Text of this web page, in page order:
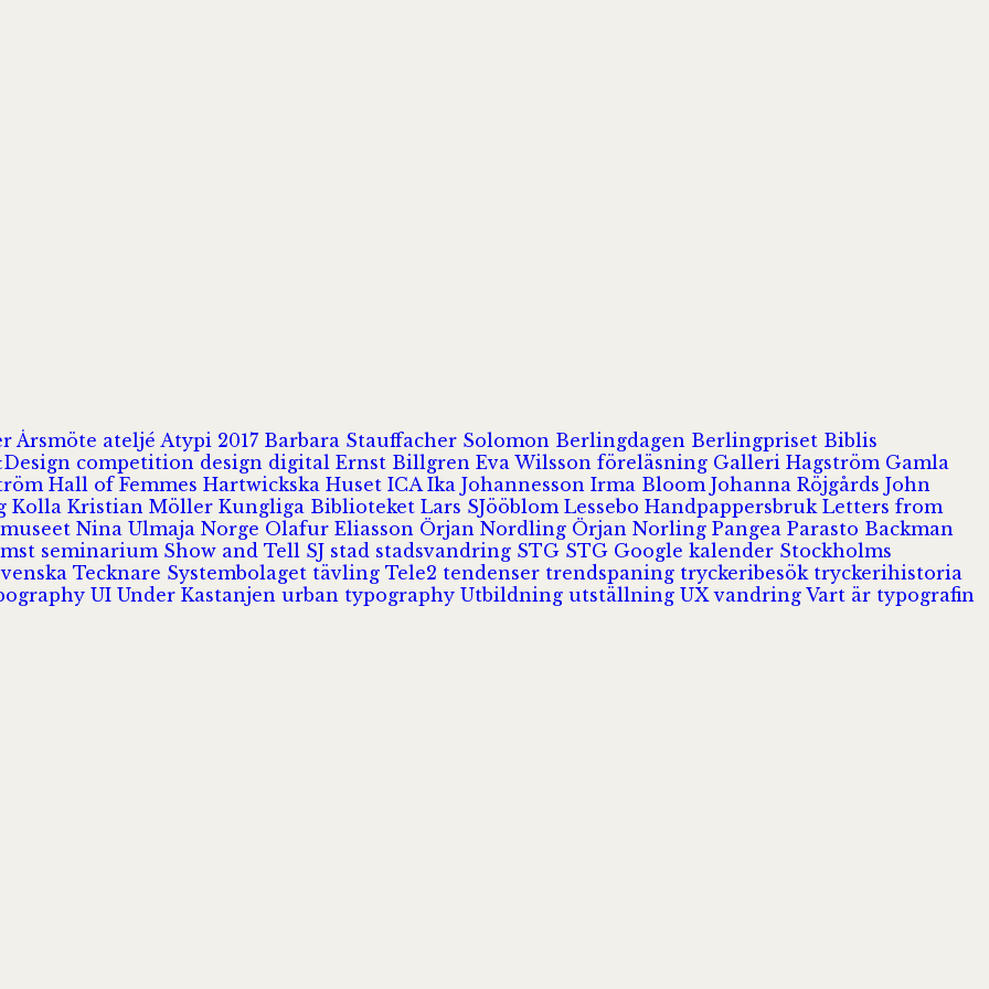
Årsmöte ateljé Atypi 2017 Barbara Stauffacher Solomon Berlingdagen Berlingpriset Biblis
competition design digital Ernst Billgren Eva Wilsson föreläsning Galleri Hagström Gamla
Hall of Femmes Hartwickska Huset ICA Ika Johannesson Irma Bloom Johanna Röjgårds John
Kolla Kristian Möller Kungliga Biblioteket Lars SJööblom Lessebo Handpappersbruk Letters from
Nina Ulmaja Norge Olafur Eliasson Örjan Nordling Örjan Norling Pangea Parasto Backman
seminarium Show and Tell SJ stad stadsvandring STG STG Google kalender Stockholms
Tecknare Systembolaget tävling Tele2 tendenser trendspaning tryckeribesök tryckerihistoria
UI Under Kastanjen urban typography Utbildning utställning UXvandring Vart är typografin